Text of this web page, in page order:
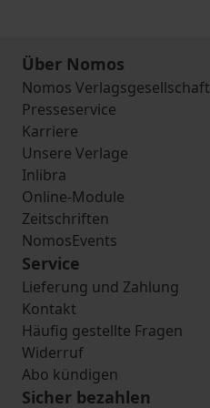
Über Nomos
Nomos Verlagsgesellschaft
Presseservice
Karriere
Unsere Verlage
Inlibra
Online-Module
Zeitschriften
NomosEvents
Service
Lieferung und Zahlung
Kontakt
Häufig gestellte Fragen
Widerruf
Abo kündigen
Sicher bezahlen